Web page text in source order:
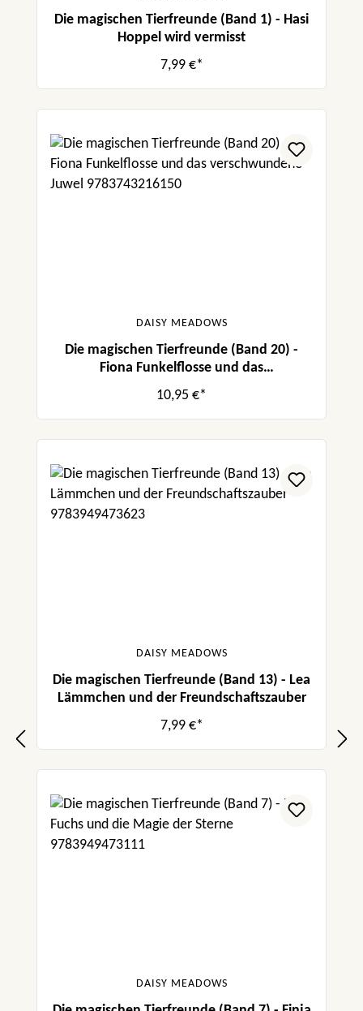
Die magischen Tierfreunde (Band 1) - Hasi
Hoppel wird vermisst
7,99 €*
DAISY MEADOWS
Die magischen Tierfreunde (Band 20) -
Fiona Funkelflosse und das
verschwundene Juwel
10,95 €*
DAISY MEADOWS
Die magischen Tierfreunde (Band 13) - Lea
Lämmchen und der Freundschaftszauber
7,99 €*
DAISY MEADOWS